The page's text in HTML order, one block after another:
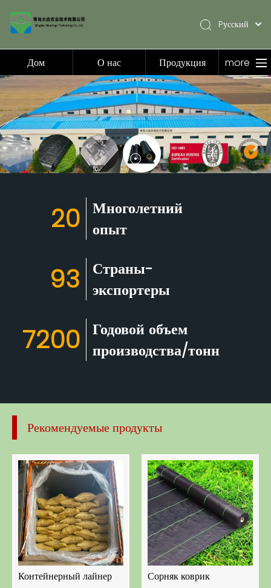
Дом
О нас
Продукция
Приложение
Видео
Связаться с нами
Pусский
简体中文
Español
Дом О нас Продукция more
20
Многолетний
опыт
93
Страны-
экспортеры
7200
Годовой объем
производства/тонн​​​​​​​
Рекомендуемые продукты
Контейнерный лайнер Сорняк коврик